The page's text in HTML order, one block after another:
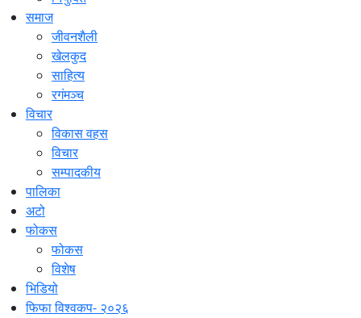
समाज
जीवनशैली
खेलकुद
साहित्य
रगंमञ्च
विचार
विकास वहस
विचार
सम्पादकीय
पालिका
अटो
फोकस
फोकस
विशेष
भिडियो
फिफा विश्वकप- २०२६